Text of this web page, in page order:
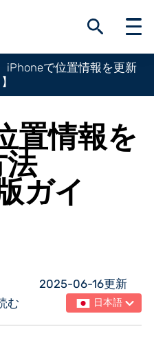
iPhoneで位置情報を更新
置情報を
法
ガイ
2025-06-16更新
む 日本語